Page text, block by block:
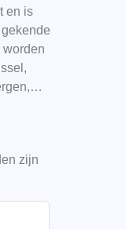
en is
worden
zijn